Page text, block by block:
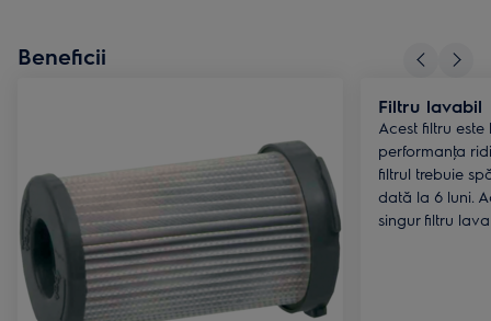
Beneficii
Filtru lavabil
Acest filtru
performanţa
filtrul trebuie
dată la 6 luni.
singur filtru